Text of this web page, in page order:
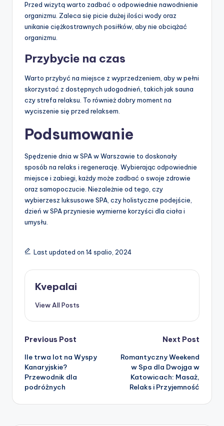
Przed wizytą warto zadbać o odpowiednie nawodnienie
organizmu. Zaleca się picie dużej ilości wody oraz
unikanie ciężkostrawnych posiłków, aby nie obciążać
organizmu.
Przybycie na czas
Warto przybyć na miejsce z wyprzedzeniem, aby w pełni
skorzystać z dostępnych udogodnień, takich jak sauna
czy strefa relaksu. To również dobry moment na
wyciszenie się przed relaksem.
Podsumowanie
Spędzenie dnia w SPA w Warszawie to doskonały
sposób na relaks i regenerację. Wybierając odpowiednie
miejsce i zabiegi, każdy może zadbać o swoje zdrowie
oraz samopoczucie. Niezależnie od tego, czy
wybierzesz luksusowe SPA, czy holistyczne podejście,
dzień w SPA przyniesie wymierne korzyści dla ciała i
umysłu.
Last updated on 14 spalio, 2024
Kvepalai
View All Posts
Post
navigation
Previous Post
Ile trwa lot na Wyspy
Kanaryjskie?
Przewodnik dla
podróżnych
Next Post
Romantyczny Weekend
w Spa dla Dwojga w
Katowicach: Masaż,
Relaks i Przyjemność